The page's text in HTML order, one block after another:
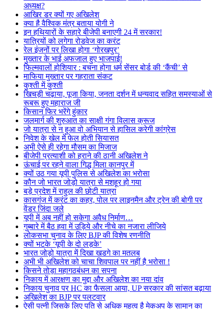
अध्यक्ष?
आखिर डर क्यों गए अखिलेश
क्या है वैश्विक मंत्र बताया योगी ने
इन हथियारों के सहारे बीजेपी बनाएगी 24 में सरकार!
यात्रियों को लगेगा रोडवेज का करंट
रेल इंजनों पर लिखा होगा ‘गोरखपुर’
मुख्तार के भाई अफजाल हुए भाजपाई!
फिल्मवालों होशियार : बचना होगा धर्म सेंसर बोर्ड की ‘कैंची’ से
माफिया मुख्तार पर गहराता संकट
कुश्ती में कुश्ती
खिचड़ी चढ़ाया, पूजा किया, जनता दर्शन में धन्यवाद सहित समस्याओं से
रूबरू हुए महाराज जी
किसान फिर भरेंगे हुंकार
जलमार्ग की शुरुआत का साक्षी गंगा विलास क्रूज
जो यात्रा से न हुआ वो अभियान से हासिल करेगी कांग्रेस
निवेश के खेल में फेल होती सियासत
अभी ऐसे ही रहेगा मौसम का मिजाज
बीजेपी प्रत्याशी को हराने की ठानी अखिलेश ने
ऊंचाई पर रहने वाला गिद्ध मिला कानपुर में
क्यों उठ गया यूपी पुलिस से अखिलेश का भरोसा
कौन जो भारत जोड़ो यात्रा से मशहूर हो गया
बड़े प्रदेश में राहुल की छोटी यात्रा
कासगंज में करंट का कहर, पोल पर लाइनमैन और ट्रेन की बोगी पर
वेंडर जिंदा जले
यूपी में अब नहीं हो सकेगा अवैध निर्माण…
गुब्बारे में बैठ हवा में उड़िये और नीचे का नजारा लीजिये
लोकसभा चुनाव के लिए BJP की विशेष रणनीति
क्यों भटके ‘यूपी के दो लड़के’
भारत जोड़ो यात्रा में दिखा खडगे का मतलब
अभी भी अखिलेश को चाचा शिवपाल पर नहीं है भरोसा !
किसने तोड़ा महागठबंधन का सपना
निकाय में आरक्षण का मुद्दा और अखिलेश का नया दांव
निकाय चुनाव पर HC का फैसला आया, UP सरकार की सांसत बढ़ाया
अखिलेश का BJP पर पलटवार
ऐसी पत्नी जिसके लिए पति से अधिक महत्व है मेकअप के सामान का